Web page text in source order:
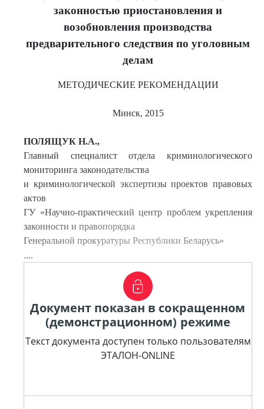
законностью приостановления и
возобновления производства
предварительного следствия по уголовным
делам
МЕТОДИЧЕСКИЕ РЕКОМЕНДАЦИИ
Минск, 2015
ПОЛЯЩУК Н.А.,
Главный специалист отдела криминологического
мониторинга законодательства
и криминологической экспертизы проектов правовых
актов
ГУ «Научно-практический центр проблем укрепления
законности и правопорядка
Генеральной прокуратуры Республики Беларусь»
....
Документ показан в сокращенном
(демонстрационном) режиме
Текст документа доступен только пользователям
ЭТАЛОН-ONLINE